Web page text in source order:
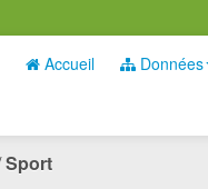
Accueil Données
Sport